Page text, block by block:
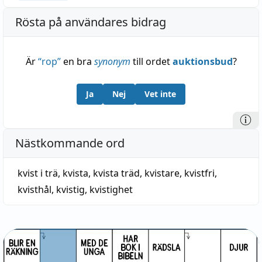
Rösta på användares bidrag
Är“rop”en bra synonym till ordetauktionsbud?
Ja Nej Vet inte
Nästkommande ord
kvist i trä, kvista, kvista träd, kvistare, kvistfri,
kvisthål, kvistig, kvistighet